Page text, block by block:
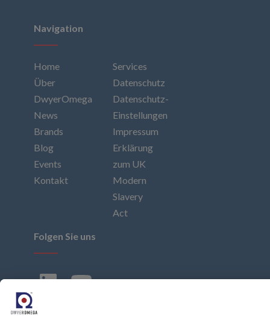
Navigation
Home
Über
DwyerOmega
News
Brands
Blog
Events
Kontakt
Services
Datenschutz
Datenschutz-
Einstellungen
Impressum
Erklärung
zum UK
Modern
Slavery
Act
Folgen Sie uns